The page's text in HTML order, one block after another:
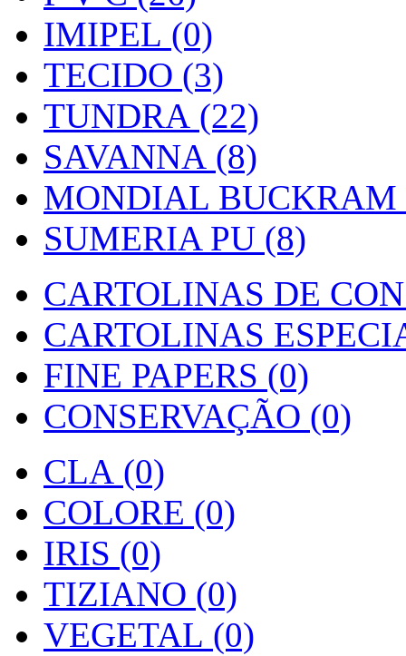
IMIPEL (0)
TECIDO (3)
TUNDRA (22)
SAVANNA (8)
MONDIAL BUCKRAM
SUMERIA PU (8)
CARTOLINAS DE
CARTOLINAS
FINE PAPERS (0)
CONSERVAÇÃO (0)
CLA (0)
COLORE (0)
IRIS (0)
TIZIANO (0)
VEGETAL (0)